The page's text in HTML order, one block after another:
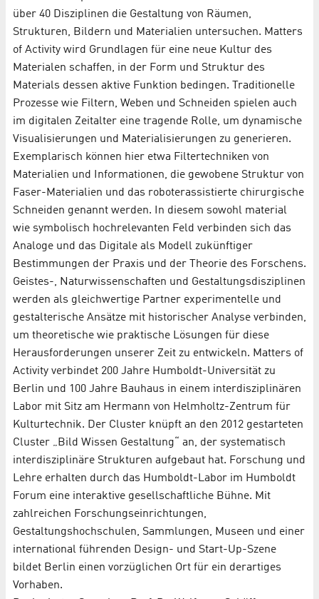
über 40 Disziplinen die Gestaltung von Räumen,
Strukturen, Bildern und Materialien untersuchen. Matters
of Activity wird Grundlagen für eine neue Kultur des
Materialen schaffen, in der Form und Struktur des
Materials dessen aktive Funktion bedingen. Traditionelle
Prozesse wie Filtern, Weben und Schneiden spielen auch
im digitalen Zeitalter eine tragende Rolle, um dynamische
Visualisierungen und Materialisierungen zu generieren.
Exemplarisch können hier etwa Filtertechniken von
Materialien und Informationen, die gewobene Struktur von
Faser-Materialien und das roboterassistierte chirurgische
Schneiden genannt werden. In diesem sowohl material
wie symbolisch hochrelevanten Feld verbinden sich das
Analoge und das Digitale als Modell zukünftiger
Bestimmungen der Praxis und der Theorie des Forschens.
Geistes-, Naturwissenschaften und Gestaltungsdisziplinen
werden als gleichwertige Partner experimentelle und
gestalterische Ansätze mit historischer Analyse verbinden,
um theoretische wie praktische Lösungen für diese
Herausforderungen unserer Zeit zu entwickeln. Matters of
Activity verbindet 200 Jahre Humboldt-Universität zu
Berlin und 100 Jahre Bauhaus in einem interdisziplinären
Labor mit Sitz am Hermann von Helmholtz-Zentrum für
Kulturtechnik. Der Cluster knüpft an den 2012 gestarteten
Cluster „Bild Wissen Gestaltung“ an, der systematisch
interdisziplinäre Strukturen aufgebaut hat. Forschung und
Lehre erhalten durch das Humboldt-Labor im Humboldt
Forum eine interaktive gesellschaftliche Bühne. Mit
zahlreichen Forschungseinrichtungen,
Gestaltungshochschulen, Sammlungen, Museen und einer
international führenden Design- und Start-Up-Szene
bildet Berlin einen vorzüglichen Ort für ein derartiges
Vorhaben.